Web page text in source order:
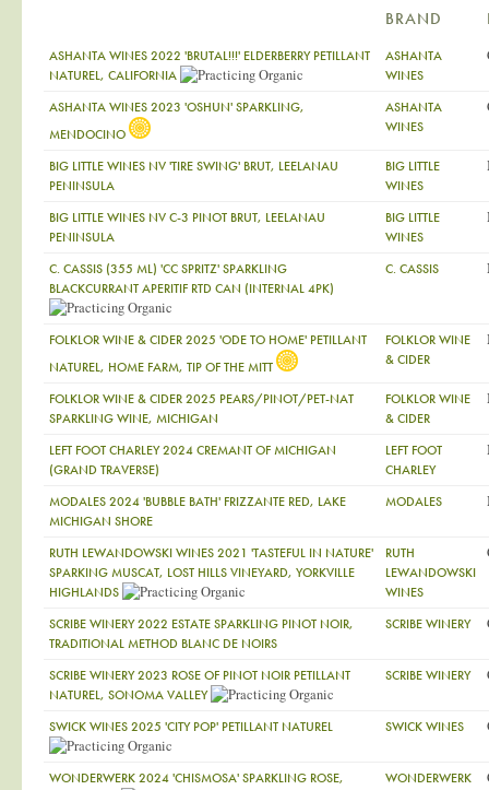
BRAND
ASHANTA WINES 2022 'BRUTAL!!!' ELDERBERRY PETILLANT
NATUREL, CALIFORNIA
ASHANTA
WINES
ASHANTA WINES 2023 'OSHUN' SPARKLING,
MENDOCINO
ASHANTA
WINES
BIG LITTLE WINES NV 'TIRE SWING' BRUT, LEELANAU
PENINSULA
BIG LITTLE
WINES
BIG LITTLE WINES NV C-3 PINOT BRUT, LEELANAU
PENINSULA
BIG LITTLE
WINES
C. CASSIS (355 ML) 'CC SPRITZ' SPARKLING
BLACKCURRANT APERITIF RTD CAN (INTERNAL 4PK)
C. CASSIS
FOLKLOR WINE & CIDER 2025 'ODE TO HOME' PETILLANT
NATUREL, HOME FARM, TIP OF THE MITT
FOLKLOR WINE
& CIDER
FOLKLOR WINE & CIDER 2025 PEARS/PINOT/PET-NAT
SPARKLING WINE, MICHIGAN
FOLKLOR WINE
& CIDER
LEFT FOOT CHARLEY 2024 CREMANT OF MICHIGAN
(GRAND TRAVERSE)
LEFT FOOT
CHARLEY
MODALES 2024 'BUBBLE BATH' FRIZZANTE RED, LAKE
MICHIGAN SHORE
MODALES
RUTH LEWANDOWSKI WINES 2021 'TASTEFUL IN NATURE'
SPARKING MUSCAT, LOST HILLS VINEYARD, YORKVILLE
HIGHLANDS
RUTH
LEWANDOWSKI
WINES
SCRIBE WINERY 2022 ESTATE SPARKLING PINOT NOIR,
TRADITIONAL METHOD BLANC DE NOIRS
SCRIBE WINERY
SCRIBE WINERY 2023 ROSE OF PINOT NOIR PETILLANT
NATUREL, SONOMA VALLEY
SCRIBE WINERY
SWICK WINES 2025 'CITY POP' PETILLANT NATUREL SWICK WINES
WONDERWERK 2024 'CHISMOSA' SPARKLING ROSE,
WONDERWERK